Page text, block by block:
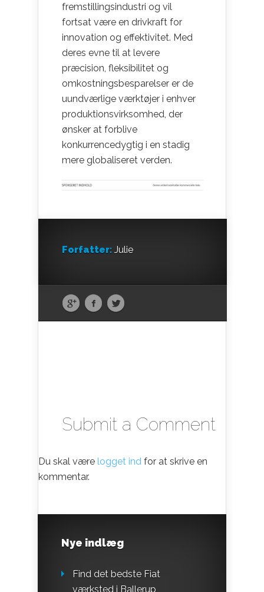
fremstillingsindustri og vil
fortsat være en drivkraft for
innovation og effektivitet. Med
deres evne til at levere
præcision, fleksibilitet og
omkostningsbesparelser er de
uundværlige værktøjer i enhver
produktionsvirksomhed, der
ønsker at forblive
konkurrencedygtig i en stadig
mere globaliseret verden.
Forfatter: Julie
Submit a Comment
Du skal være logget ind for at skrive en
kommentar.
Nye indlæg
Find det bedste Fiat
værksted i Ballerup